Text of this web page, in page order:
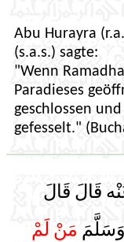
Abu Hurayra
(s.a.s.) sagte:
"Wenn
Paradieses
geschlossen
gefesselt."
قَالَ قَالَ
وَسَلَّمَ مَنْ لَمْ